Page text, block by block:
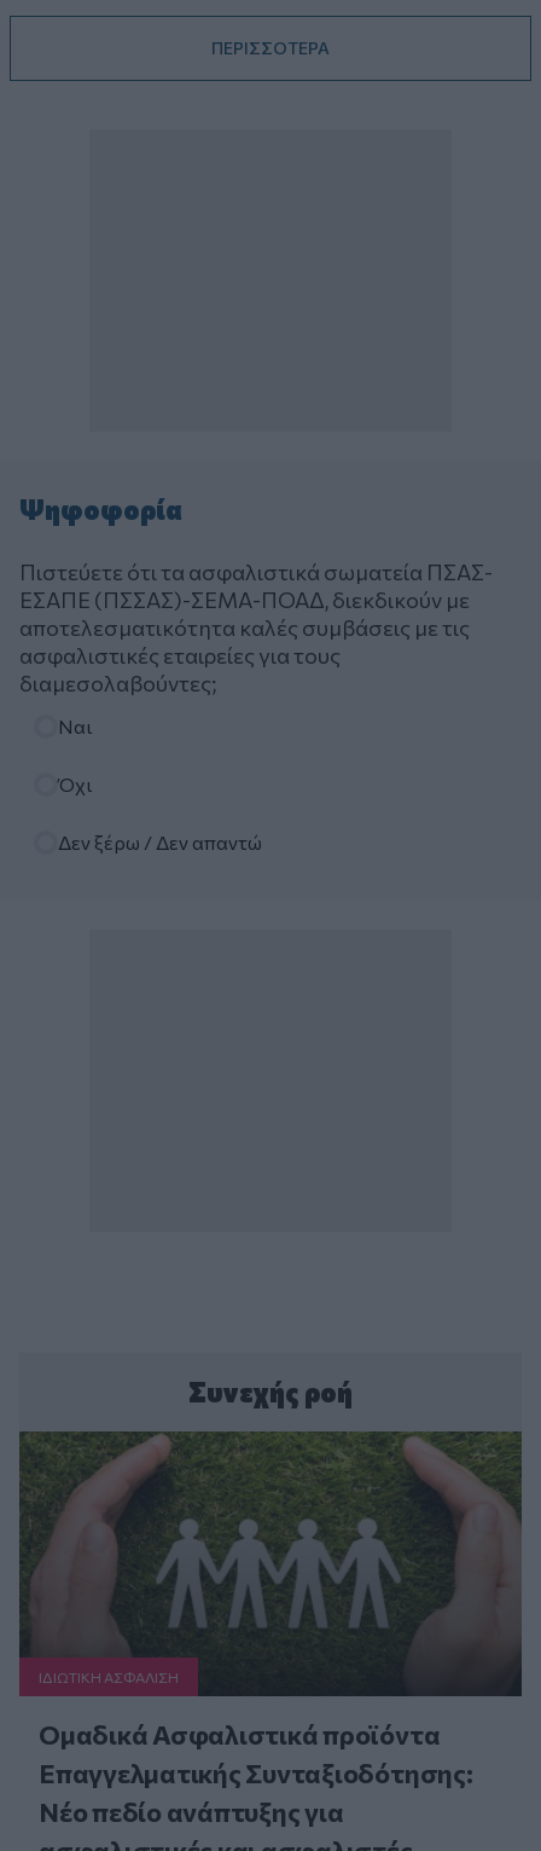
ΠΕΡΙΣΣΟΤΕΡΑ
Ψηφοφορία
Πιστεύετε ότι τα ασφαλιστικά σωματεία ΠΣΑΣ-
ΕΣΑΠΕ (ΠΣΣΑΣ)-ΣΕΜΑ-ΠΟΑΔ, διεκδικούν με
αποτελεσματικότητα καλές συμβάσεις με τις
ασφαλιστικές εταιρείες για τους
διαμεσολαβούντες;
Ναι
Όχι
Δεν ξέρω / Δεν απαντώ
Συνεχής ροή
ΙΔΙΩΤΙΚΗ ΑΣΦAΛΙΣΗ
Ομαδικά Ασφαλιστικά προϊόντα
Επαγγελματικής Συνταξιοδότησης:
Νέο πεδίο ανάπτυξης για